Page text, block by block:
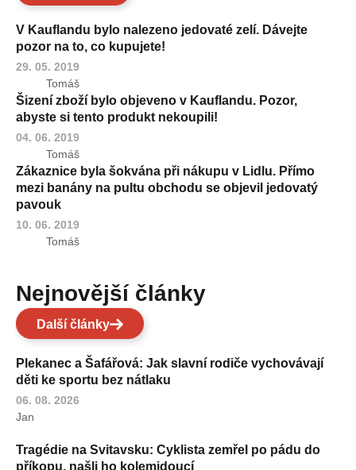
V Kauflandu bylo nalezeno jedovaté zelí. Dávejte
pozor na to, co kupujete!
29. 05. 2019
Tomáš
Šizení zboží bylo objeveno v Kauflandu. Pozor,
abyste si tento produkt nekoupili!
04. 06. 2019
Tomáš
Zákaznice byla šokvána při nákupu v Lidlu. Přímo
mezi banány na pultu obchodu se objevil jedovatý
pavouk
10. 06. 2019
Tomáš
Nejnovější články
Další články
Plekanec a Šafářová: Jak slavní rodiče vychovávají
děti ke sportu bez nátlaku
06. 08. 2026
Jan
Tragédie na Svitavsku: Cyklista zemřel po pádu do
příkopu, našli ho kolemjdoucí